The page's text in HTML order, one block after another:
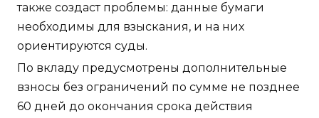
также создаст проблемы: данные бумаги
необходимы для взыскания, и на них
ориентируются суды.
По вкладу предусмотрены дополнительные
взносы без ограничений по сумме не позднее
60 дней до окончания срока действия